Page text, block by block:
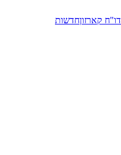
דו"ח קארזוןחדשות